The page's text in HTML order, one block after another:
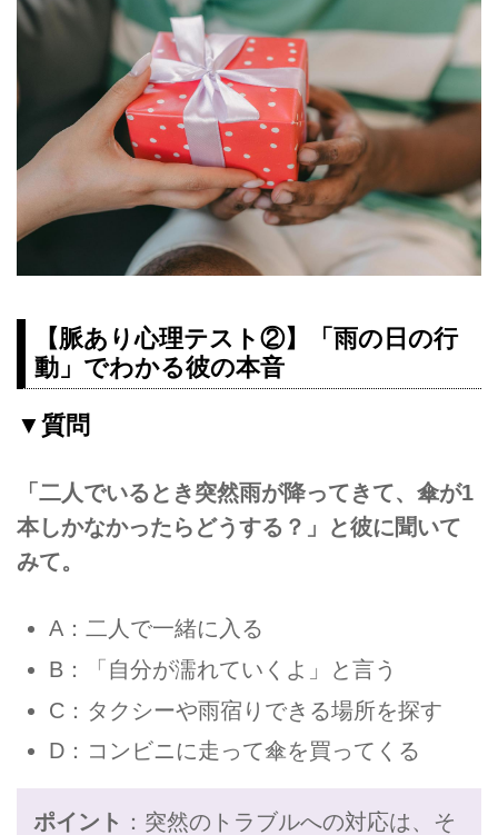
【脈あり心理テスト②】「雨の日の行
動」でわかる彼の本音
▼質問
「二人でいるとき突然雨が降ってきて、傘が1
本しかなかったらどうする？」と彼に聞いて
みて。
A：二人で一緒に入る
B：「自分が濡れていくよ」と言う
C：タクシーや雨宿りできる場所を探す
D：コンビニに走って傘を買ってくる
ポイント ：突然のトラブルへの対応は、そ